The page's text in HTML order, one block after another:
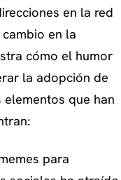
en la red
en la
cómo el humor
la adopción de
que han
para